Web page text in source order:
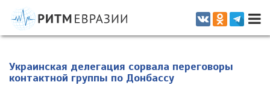
Информационно-аналитическое издание, посвященное актуальным
проблемам интеграции на постсоветском пространстве
Украинская делегация сорвала переговоры
контактной группы по Донбассу